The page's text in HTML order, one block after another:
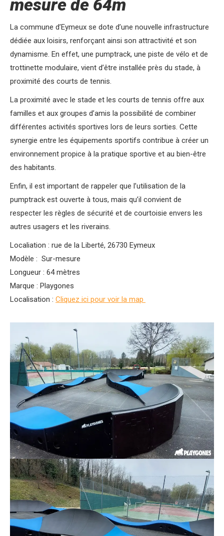
mesure de 64m
La commune d’Eymeux se dote d’une nouvelle infrastructure
dédiée aux loisirs, renforçant ainsi son attractivité et son
dynamisme. En effet, une pumptrack, une piste de vélo et de
trottinette modulaire, vient d’être installée près du stade, à
proximité des courts de tennis.
La proximité avec le stade et les courts de tennis offre aux
familles et aux groupes d’amis la possibilité de combiner
différentes activités sportives lors de leurs sorties. Cette
synergie entre les équipements sportifs contribue à créer un
environnement propice à la pratique sportive et au bien-être
des habitants.
Enfin, il est important de rappeler que l’utilisation de la
pumptrack est ouverte à tous, mais qu’il convient de
respecter les règles de sécurité et de courtoisie envers les
autres usagers et les riverains.
Localiation : rue de la Liberté, 26730 Eymeux
Modèle : Sur-mesure
Longueur : 64 mètres
Marque : Playgones
Localisation : Cliquez ici pour voir la map